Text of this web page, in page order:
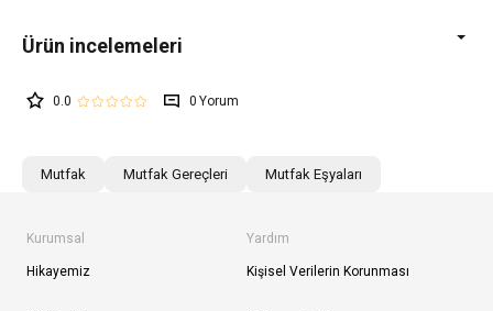
0.0 0
Mutfak Mutfak Gereçleri Mutfak Eşyaları
Kurumsal
Hikayemiz
Yardım
Kişisel Verilerin Korunması